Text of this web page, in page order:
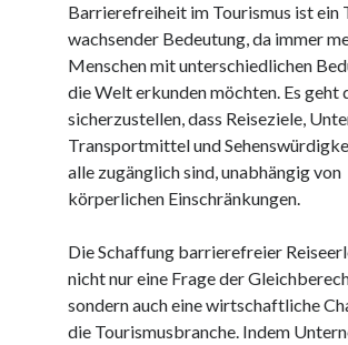
Oktober 2025
September 2025
August 2025
Juli 2025
Juni 2025
Mai 2025
April 2025
März 2025
Januar 2025
Dezember 2024
November 2024
Oktober 2024
Barrierefreiheit im Tourismus ist ein
wachsender Bedeutung, da immer
Menschen mit unterschiedlichen
die Welt erkunden möchten. Es geht
sicherzustellen, dass Reiseziele,
Transportmittel und
alle zugänglich sind, unabhängig von
körperlichen Einschränkungen.
Die Schaffung barrierefreier
nicht nur eine Frage der
sondern auch eine wirtschaftliche
die Tourismusbranche. Indem